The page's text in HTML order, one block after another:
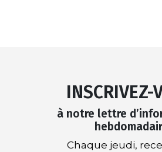
INSCRIVEZ-
à notre lettre
Chaque jeudi,